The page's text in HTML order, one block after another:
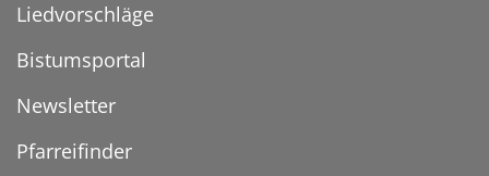
Liedvorschläge
Bistumsportal
Newsletter
Pfarreifinder